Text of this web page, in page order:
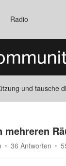
Radio
und tausche
36 Antworten